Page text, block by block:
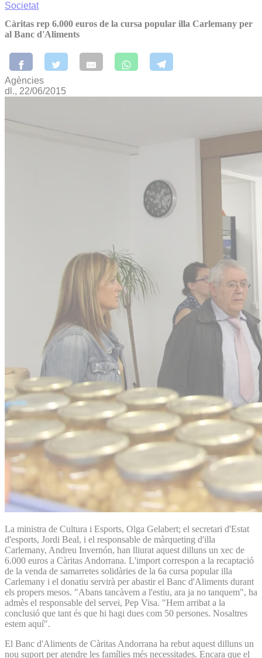
Societat
Càritas rep 6.000 euros de la cursa popular illa Carlemany per
al Banc d'Aliments
Agències
dl., 22/06/2015
La ministra de Cultura i Esports, Olga Gelabert; el secretari d'Estat
d'esports, Jordi Beal, i el responsable de màrqueting d'illa
Carlemany, Andreu Invernón, han lliurat aquest dilluns un xec de
6.000 euros a Càritas Andorrana. L'import correspon a la recaptació
de la venda de samarretes solidàries de la 6a cursa popular illa
Carlemany i el donatiu servirà per abastir el Banc d'Aliments durant
els propers mesos. "Abans tancàvem a l'estiu, ara ja no tanquem", ha
admès el responsable del servei, Pep Visa. "Hem arribat a la
conclusió que tant és que hi hagi dues com 50 persones. Nosaltres
estem aquí".
El Banc d'Aliments de Càritas Andorrana ha rebut aquest dilluns un
nou suport per atendre les famílies més necessitades. Encara que el